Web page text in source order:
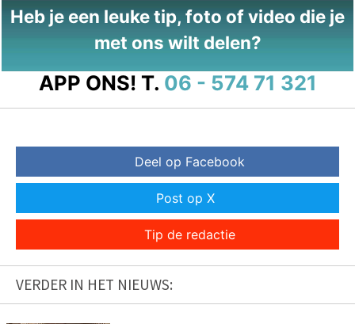
Heb je een leuke tip, foto of video die je
met ons wilt delen?
APP ONS! T. 06 - 574 71 321
Deel op Facebook
Post op X
Tip de redactie
VERDER IN HET NIEUWS: